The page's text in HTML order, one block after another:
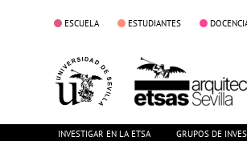
ESCUELA ESTUDIANTES
INVESTIGAR EN LA ETSA GRUPOS DE